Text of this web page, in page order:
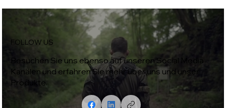
FOLLOW US
Besuchen Sie uns ebenso auf unseren Social Media
Kanälen und erfahren Sie mehr über uns und unser
Produkte.